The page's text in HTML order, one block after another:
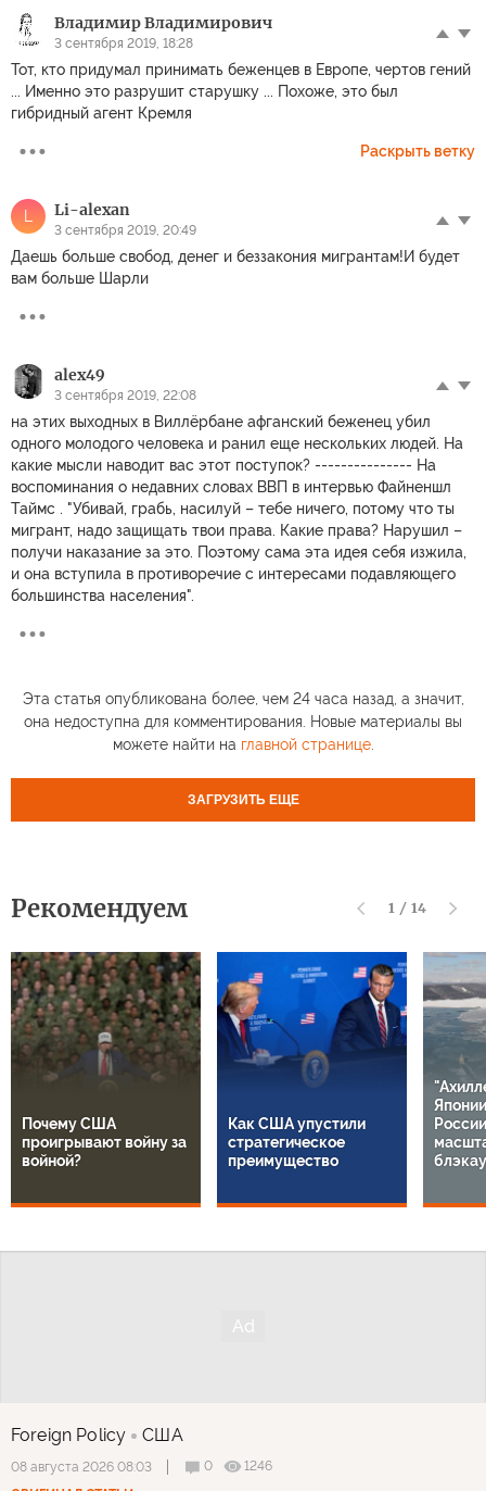
Владимир Владимирович
3 сентября 2019, 18:28
Тот, кто придумал принимать беженцев в Европе, чертов гений
... Именно это разрушит старушку ... Похоже, это был
гибридный агент Кремля
Раскрыть ветку
L Li-alexan
3 сентября 2019, 20:49
Даешь больше свобод, денег и беззакония мигрантам!И будет
вам больше Шарли
alex49
3 сентября 2019, 22:08
на этих выходных в Виллёрбане афганский беженец убил
одного молодого человека и ранил еще нескольких людей. На
какие мысли наводит вас этот поступок? --------------- На
воспоминания о недавних словах ВВП в интервью Файненшл
Таймс . "Убивай, грабь, насилуй – тебе ничего, потому что ты
мигрант, надо защищать твои права. Какие права? Нарушил –
получи наказание за это. Поэтому сама эта идея себя изжила,
и она вступила в противоречие с интересами подавляющего
большинства населения".
Эта статья опубликована более, чем 24 часа назад, а значит,
она недоступна для комментирования. Новые материалы вы
можете найти на главной странице.
ЗАГРУЗИТЬ ЕЩЕ
Рекомендуем 1 / 14
Почему США
проигрывают войну за
войной?
Как США упустили
стратегическое
преимущество
Foreign Policy США
08 августа 2026 08:03 0
1246